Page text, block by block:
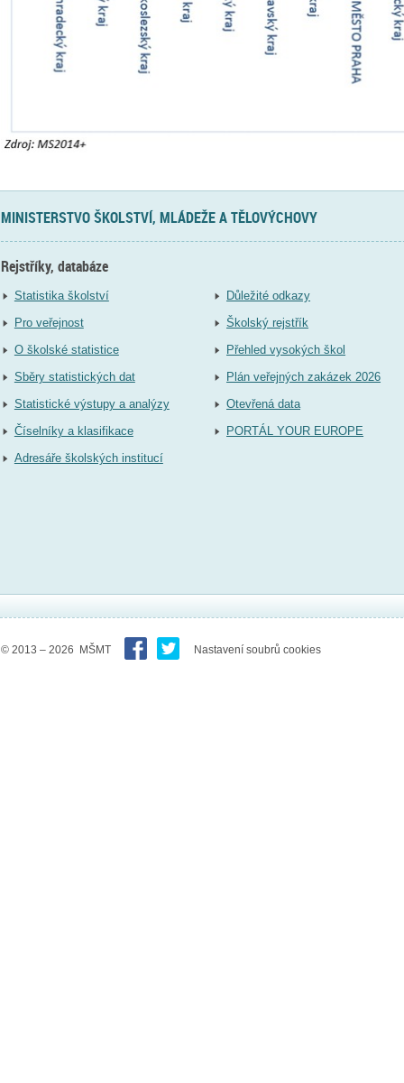
MINISTERSTVO ŠKOLSTVÍ, MLÁDEŽE A TĚLOVÝCHOVY
Rejstříky, databáze
Statistika školství
Pro veřejnost
O školské statistice
Sběry statistických dat
Statistické výstupy a analýzy
Číselníky a klasifikace
Adresáře školských institucí
Důležité odkazy
Školský rejstřík
Přehled vysokých škol
Plán veřejných zakázek 2026
Otevřená data
PORTÁL YOUR EUROPE
© 2013 – 2026 MŠMT Nastavení soubrů cookies